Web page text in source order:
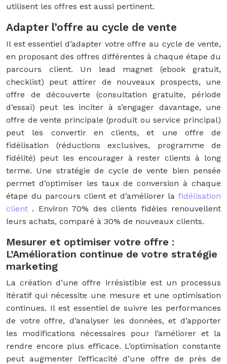
utilisent les offres est aussi pertinent.
Adapter l’offre au cycle de vente
Il est essentiel d’adapter votre offre au cycle de vente,
en proposant des offres différentes à chaque étape du
parcours client. Un lead magnet (ebook gratuit,
checklist) peut attirer de nouveaux prospects, une
offre de découverte (consultation gratuite, période
d’essai) peut les inciter à s’engager davantage, une
offre de vente principale (produit ou service principal)
peut les convertir en clients, et une offre de
fidélisation (réductions exclusives, programme de
fidélité) peut les encourager à rester clients à long
terme. Une stratégie de cycle de vente bien pensée
permet d’optimiser les taux de conversion à chaque
étape du parcours client et d’améliorer la fidélisation
client . Environ 70% des clients fidèles renouvellent
leurs achats, comparé à 30% de nouveaux clients.
Mesurer et optimiser votre offre :
L’Amélioration continue de votre stratégie
marketing
La création d’une offre irrésistible est un processus
itératif qui nécessite une mesure et une optimisation
continues. Il est essentiel de suivre les performances
de votre offre, d’analyser les données, et d’apporter
les modifications nécessaires pour l’améliorer et la
rendre encore plus efficace. L’optimisation constante
peut augmenter l’efficacité d’une offre de près de